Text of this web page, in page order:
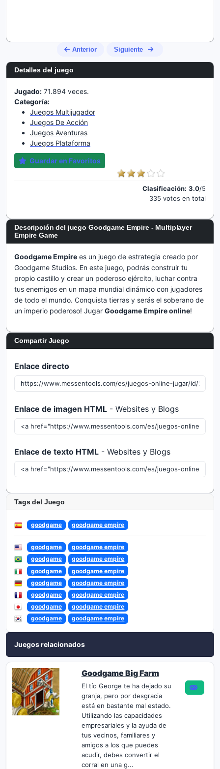
Anterior Siguiente
Detalles del juego
Jugado: 71.894 veces.
Categoría:
Juegos Multijugador
Juegos De Acción
Juegos Aventuras
Juegos Plataforma
Guardar en Favoritos
Clasificación: 3.0/5
335 votos en total
Descripción del juego Goodgame Empire - Multiplayer
Empire Game
Goodgame Empire es un juego de estrategia creado por
Goodgame Studios. En este juego, podrás construir tu
propio castillo y crear un poderoso ejército, luchar contra
tus enemigos en un mapa mundial dinámico con jugadores
de todo el mundo. Conquista tierras y serás el soberano de
un imperio poderoso! Jugar Goodgame Empire online!
Compartir Juego
Enlace directo
Enlace de imagen HTML - Websites y Blogs
Enlace de texto HTML - Websites y Blogs
Tags del Juego
goodgame goodgame empire
goodgame
goodgame empire
goodgame
goodgame empire
goodgame
goodgame empire
goodgame
goodgame empire
goodgame
goodgame empire
goodgame
goodgame empire
goodgame
goodgame empire
Juegos relacionados
Goodgame Big Farm
El tío George te ha dejado su
granja, pero por desgracia
está en bastante mal estado.
Utilizando las capacidades
empresariales y la ayuda de
tus vecinos, familiares y
amigos a los que puedes
acudir, debes convertir el
corral en una g...